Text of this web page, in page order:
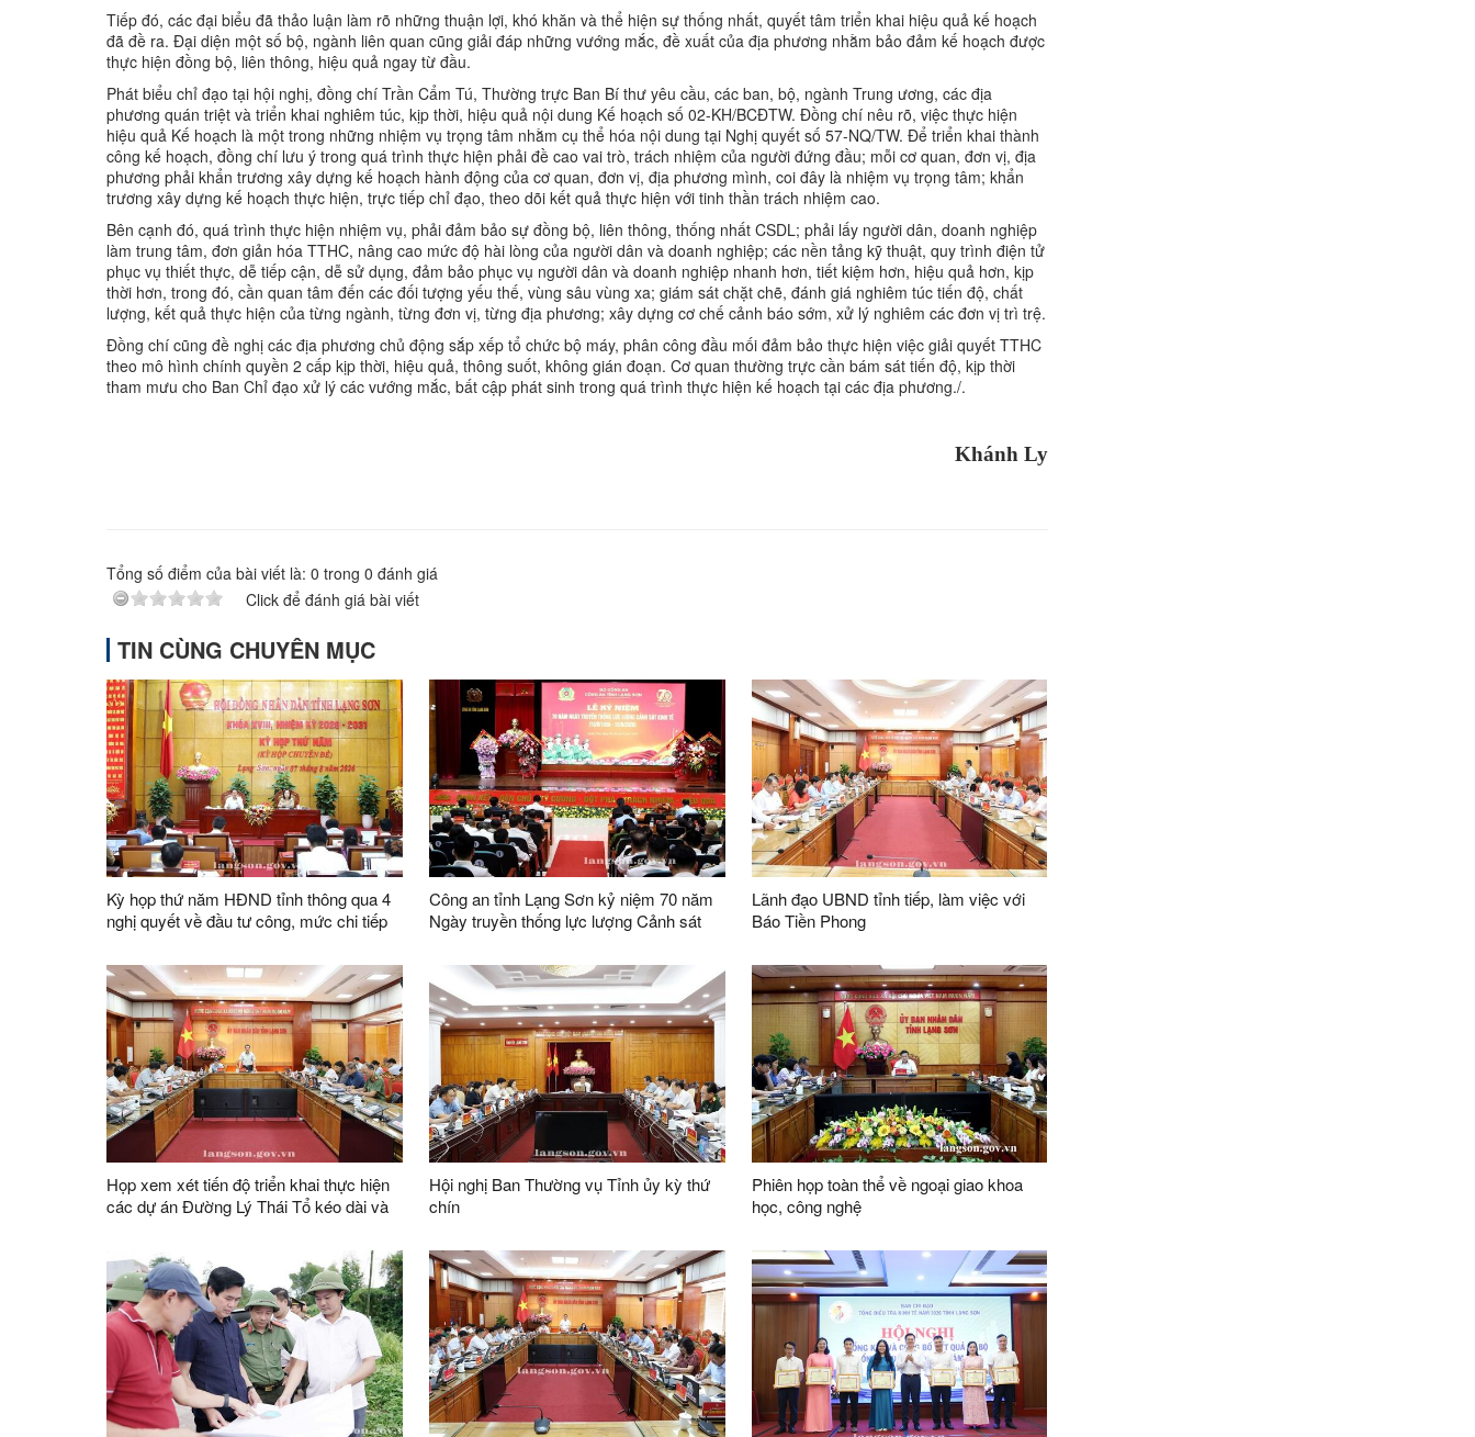
Tiếp đó, các đại biểu đã thảo luận làm rõ những thuận lợi, khó khăn và thể hiện sự thống nhất, quyết tâm triển khai hiệu quả kế hoạch
đã đề ra. Đại diện một số bộ, ngành liên quan cũng giải đáp những vướng mắc, đề xuất của địa phương nhằm bảo đảm kế hoạch được
thực hiện đồng bộ, liên thông, hiệu quả ngay từ đầu.
Phát biểu chỉ đạo tại hội nghị, đồng chí Trần Cẩm Tú, Thường trực Ban Bí thư yêu cầu, các ban, bộ, ngành Trung ương, các địa
phương quán triệt và triển khai nghiêm túc, kịp thời, hiệu quả nội dung Kế hoạch số 02-KH/BCĐTW. Đồng chí nêu rõ, việc thực hiện
hiệu quả Kế hoạch là một trong những nhiệm vụ trọng tâm nhằm cụ thể hóa nội dung tại Nghị quyết số 57-NQ/TW. Để triển khai thành
công kế hoạch, đồng chí lưu ý trong quá trình thực hiện phải đề cao vai trò, trách nhiệm của người đứng đầu; mỗi cơ quan, đơn vị, địa
phương phải khẩn trương xây dựng kế hoạch hành động của cơ quan, đơn vị, địa phương mình, coi đây là nhiệm vụ trọng tâm; khẩn
trương xây dựng kế hoạch thực hiện, trực tiếp chỉ đạo, theo dõi kết quả thực hiện với tinh thần trách nhiệm cao.
Bên cạnh đó, quá trình thực hiện nhiệm vụ, phải đảm bảo sự đồng bộ, liên thông, thống nhất CSDL; phải lấy người dân, doanh nghiệp
làm trung tâm, đơn giản hóa TTHC, nâng cao mức độ hài lòng của người dân và doanh nghiệp; các nền tảng kỹ thuật, quy trình điện tử
phục vụ thiết thực, dễ tiếp cận, dễ sử dụng, đảm bảo phục vụ người dân và doanh nghiệp nhanh hơn, tiết kiệm hơn, hiệu quả hơn, kịp
thời hơn, trong đó, cần quan tâm đến các đối tượng yếu thế, vùng sâu vùng xa; giám sát chặt chẽ, đánh giá nghiêm túc tiến độ, chất
lượng, kết quả thực hiện của từng ngành, từng đơn vị, từng địa phương; xây dựng cơ chế cảnh báo sớm, xử lý nghiêm các đơn vị trì trệ.
Đồng chí cũng đề nghị các địa phương chủ động sắp xếp tổ chức bộ máy, phân công đầu mối đảm bảo thực hiện việc giải quyết TTHC
theo mô hình chính quyền 2 cấp kịp thời, hiệu quả, thông suốt, không gián đoạn. Cơ quan thường trực cần bám sát tiến độ, kịp thời
tham mưu cho Ban Chỉ đạo xử lý các vướng mắc, bất cập phát sinh trong quá trình thực hiện kế hoạch tại các địa phương./.
Khánh Ly
Tổng số điểm của bài viết là: 0 trong 0 đánh giá
Click để đánh giá bài viết
TIN CÙNG CHUYÊN MỤC
Kỳ họp thứ năm HĐND tỉnh thông qua 4
nghị quyết về đầu tư công, mức chi tiếp
Công an tỉnh Lạng Sơn kỷ niệm 70 năm
Ngày truyền thống lực lượng Cảnh sát
Lãnh đạo UBND tỉnh tiếp, làm việc với
Báo Tiền Phong
Họp xem xét tiến độ triển khai thực hiện
các dự án Đường Lý Thái Tổ kéo dài và
Hội nghị Ban Thường vụ Tỉnh ủy kỳ thứ
chín
Phiên họp toàn thể về ngoại giao khoa
học, công nghệ